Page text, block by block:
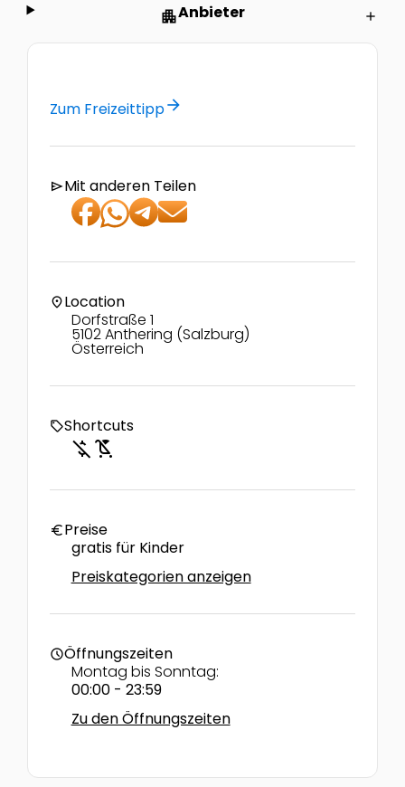
apartmentAnbieter add
Zum Freizeittipparrow_forward
sendMit anderen Teilen
location_onLocation
Dorfstraße 1
5102 Anthering (Salzburg)
Österreich
local_offerShortcuts
money_off child_friendly
euroPreise
gratis für Kinder
Preiskategorien anzeigen
scheduleÖffnungszeiten
Montag bis Sonntag:
00:00 - 23:59
Zu den Öffnungszeiten